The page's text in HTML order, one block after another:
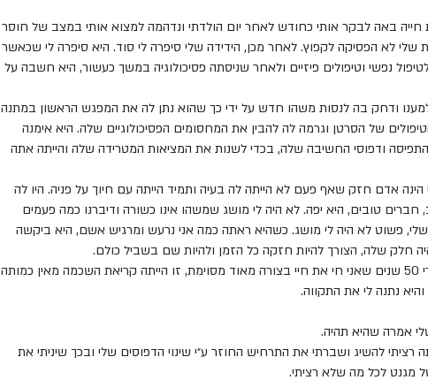
באה לבקר אותי כחודש לאחר יום הולדתי ונדהמה למצוא אותי במצב של חוסר
לא הפסיקה לקפוץ. לאחר מכן, הידידה שלי סיפרה לי סוד. היא סיפרה לי שכאשר
נפשי וטיפולים פיזיים ולאחר שניסתה פסיכולוגיה במשך כעשור, היא חשבה על
ודחק בה לנסות משהו חדש על ידי כך שהוא נתן לה את המפגש הראשון במתנה
של הסרטן וגרמה לה להבין את המחסומים הפסיכולוגיים שלה. היא אימנה
ודפוסי החשיבה שלה, בכדי לשנות את המציאות המטרידה שלה והייתה אתה
הינה אדם חזק שאף פעם לא הייתה לה בעיה ותמיד הייתה עם חיוך על פניה. היו לה
טובים, היא יפה. לא היה לי מושג שמשהו אינו כשורה ודיברנו כמה פעמים
פשוט לא היה לי מושג. כשהיא ראתה כמה אני נרעש ומרגיש אשם, היא ביקשה
חלק שלה, הצורך להיות חזקה כל הזמן ולהיות שם בשביל כולם.
למה אני מספר לכם את הסיפור שלה? כי אחרי 50 שנים שאני חי את חיי בצורה מאוד מסוימת, זו הייתה קריאת השכמה מאין כמותה
והיא נתנה לי את התקווה.
אמרה שהיא תהיה.
להשיג ושברתי את התרחיש החוזר ע״י שינוי הדפוסים שלי ובכך שיניתי את
מגנט לכל מה שלא רציתי.